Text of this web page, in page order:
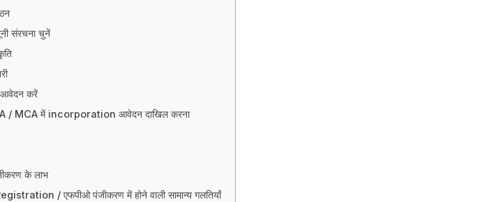
संरचना चुनें
करें
में incorporation आवेदन दाखिल करना
के लाभ
/ एफपीओ पंजीकरण में होने वाली सामान्य गलतियाँ